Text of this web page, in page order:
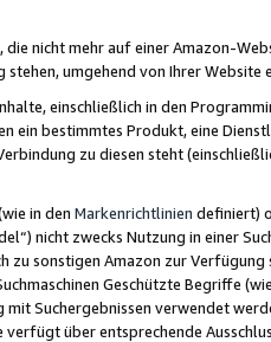
nicht mehr auf einer Amazon-
umgehend von Ihrer
einschließlich in den
ein bestimmtes Produkt, eine
zu diesen steht
in den Markenrichtlinien definiert)
nicht zwecks Nutzung in einer
zu sonstigen Amazon zur
Geschützte Begriffe
mit Suchergebnissen verwendet
verfügt über entsprechende